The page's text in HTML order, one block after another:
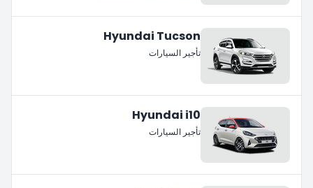
Hyundai Tucson
تأجير السيارات
Hyundai i10
تأجير السيارات